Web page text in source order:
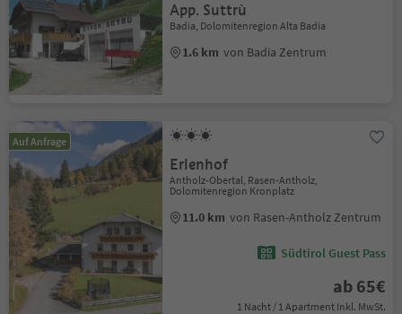
App. Suttrù
Badia, Dolomitenregion Alta Badia
1.6 km von Badia Zentrum
Auf Anfrage
Erlenhof
Antholz-Obertal, Rasen-Antholz,
Dolomitenregion Kronplatz
11.0 km von Rasen-Antholz Zentrum
Südtirol Guest Pass
ab 65€
1 Nacht / 1 Apartment Inkl. MwSt.